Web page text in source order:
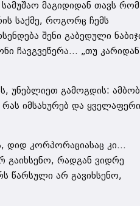
მაგიდიდან თავს რომ
საქმე, როგორც ჩემს
შენი გაბედული
ჩავგვეწერა… „თუ კარიდან
უნებლიეთ გამოგდის:
იმსახურებ და ყველაფერი
დიდ კორპორაციასაც კი…
გაიხსენო, რადგან ვიდრე
წარსული არ გავიხსენო,